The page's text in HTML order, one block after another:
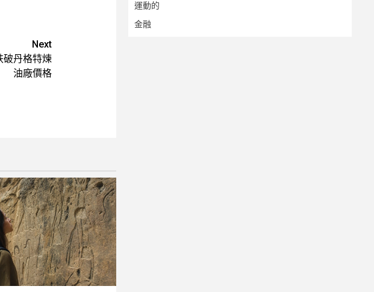
Next
破丹格特煉
油廠價格
運動的
金融